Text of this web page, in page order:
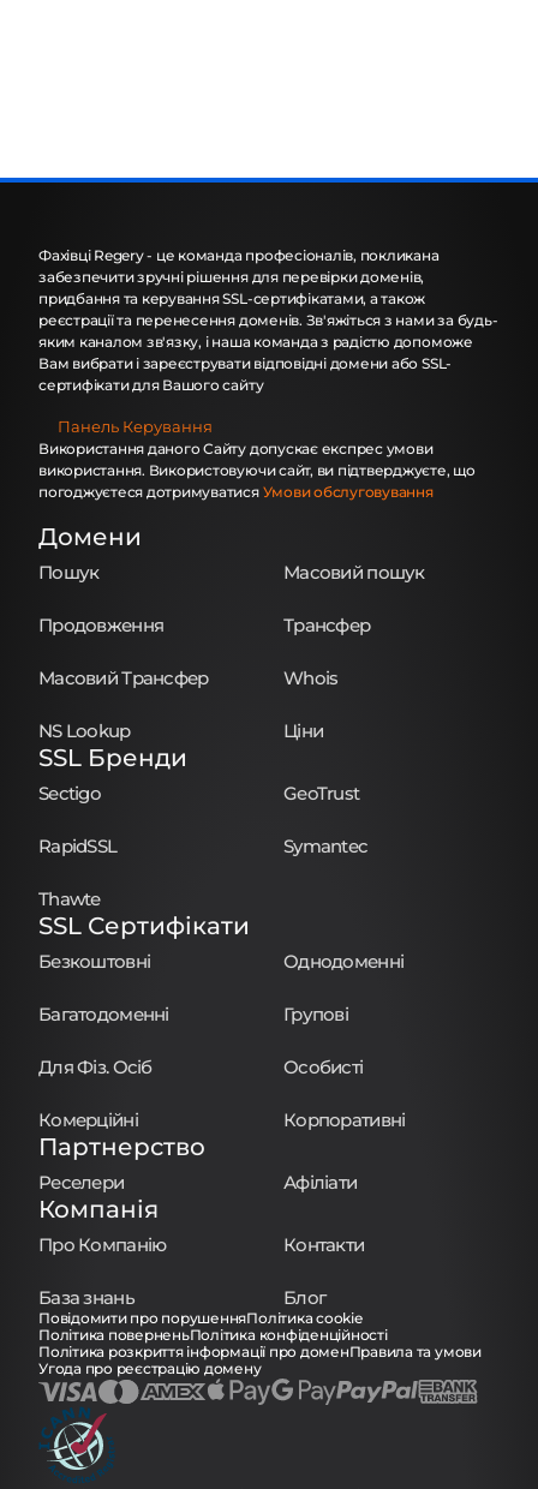
Фахівці Regery - це команда професіоналів, покликана
забезпечити зручні рішення для перевірки доменів,
придбання та керування SSL-сертифікатами, а також
реєстрації та перенесення доменів. Зв'яжіться з нами за будь-
яким каналом зв'язку, і наша команда з радістю допоможе
Вам вибрати і зареєструвати відповідні домени або SSL-
сертифікати для Вашого сайту
Панель Керування
Використання даного Сайту допускає експрес умови
використання. Використовуючи сайт, ви підтверджуєте, що
погоджуєтеся дотримуватися Умови обслуговування
Домени
Пошук Масовий пошук
Продовження Трансфер
Масовий Трансфер Whois
NS Lookup Ціни
SSL Бренди
Sectigo GeoTrust
RapidSSL Symantec
Thawte
SSL Сертифікати
Безкоштовні Однодоменні
Багатодоменні Групові
Для Фіз. Осіб Особисті
Комерційні Корпоративні
Партнерство
Реселери Афіліати
Компанія
Про Компанію Контакти
База знань Блог
Повідомити про порушенняПолітика cookie
Політика поверненьПолітика конфіденційності
Політика розкриття інформації про доменПравила та умови
Угода про реєстрацію домену